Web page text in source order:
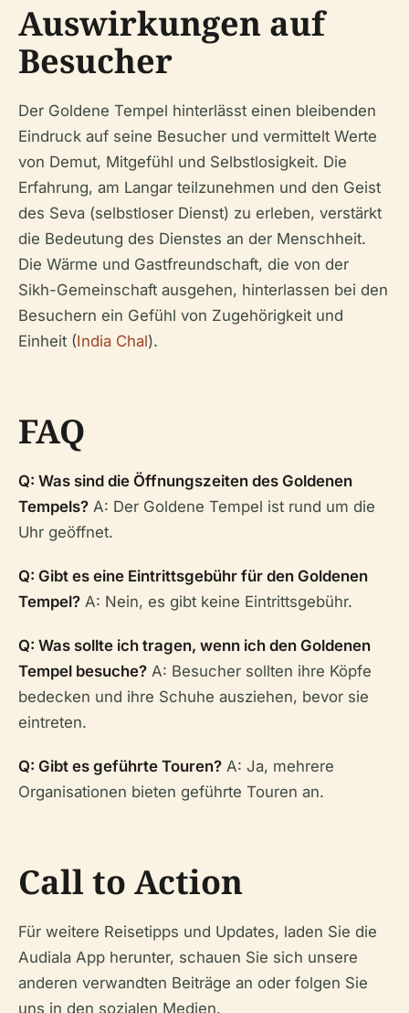
Auswirkungen auf
Besucher
Der Goldene Tempel hinterlässt einen bleibenden
Eindruck auf seine Besucher und vermittelt Werte
von Demut, Mitgefühl und Selbstlosigkeit. Die
Erfahrung, am Langar teilzunehmen und den Geist
des Seva (selbstloser Dienst) zu erleben, verstärkt
die Bedeutung des Dienstes an der Menschheit.
Die Wärme und Gastfreundschaft, die von der
Sikh-Gemeinschaft ausgehen, hinterlassen bei den
Besuchern ein Gefühl von Zugehörigkeit und
Einheit (India Chal).
FAQ
Q: Was sind die Öffnungszeiten des Goldenen
Tempels? A: Der Goldene Tempel ist rund um die
Uhr geöffnet.
Q: Gibt es eine Eintrittsgebühr für den Goldenen
Tempel? A: Nein, es gibt keine Eintrittsgebühr.
Q: Was sollte ich tragen, wenn ich den Goldenen
Tempel besuche? A: Besucher sollten ihre Köpfe
bedecken und ihre Schuhe ausziehen, bevor sie
eintreten.
Q: Gibt es geführte Touren? A: Ja, mehrere
Organisationen bieten geführte Touren an.
Call to Action
Für weitere Reisetipps und Updates, laden Sie die
Audiala App herunter, schauen Sie sich unsere
anderen verwandten Beiträge an oder folgen Sie
uns in den sozialen Medien.